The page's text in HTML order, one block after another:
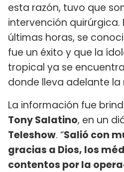
esta razón, tuvo que
intervención quirúrgica.
últimas horas, se
fue un éxito y que la
tropical ya se
donde lleva adelante la
La información fue
Tony Salatino, en un
Teleshow. “Salió con
gracias a Dios, los
contentos por la